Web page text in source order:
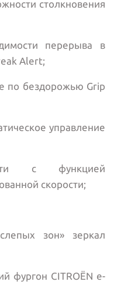
столкновения
перерыва в
Alert;
по бездорожью Grip
управление
с функцией
скорости;
зон» зеркал
фургон CITROЁN е-